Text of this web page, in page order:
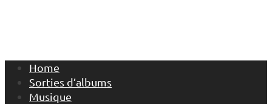
Home
Sorties d’albums
Musique